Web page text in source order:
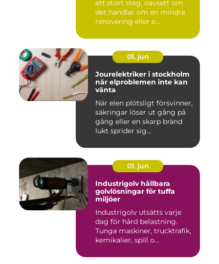
ett stort steg, oavsett om
det handlar om en mindre
renovering eller e...
01. jun
Jourelektriker i stockholm
när elproblemen inte kan
vänta
När elen plötsligt försvinner,
säkringar löser ut gång på
gång eller en skarp bränd
lukt sprider sig...
01. jun
Industrigolv hållbara
golvlösningar för tuffa
miljöer
Industrigolv utsätts varje
dag för hård belastning.
Tunga maskiner, trucktrafik,
kemikalier, spill o...